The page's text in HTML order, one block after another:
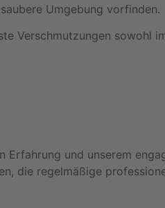
Umgebung vorfinden.
Verschmutzungen sowohl
und unserem
die regelmäßige